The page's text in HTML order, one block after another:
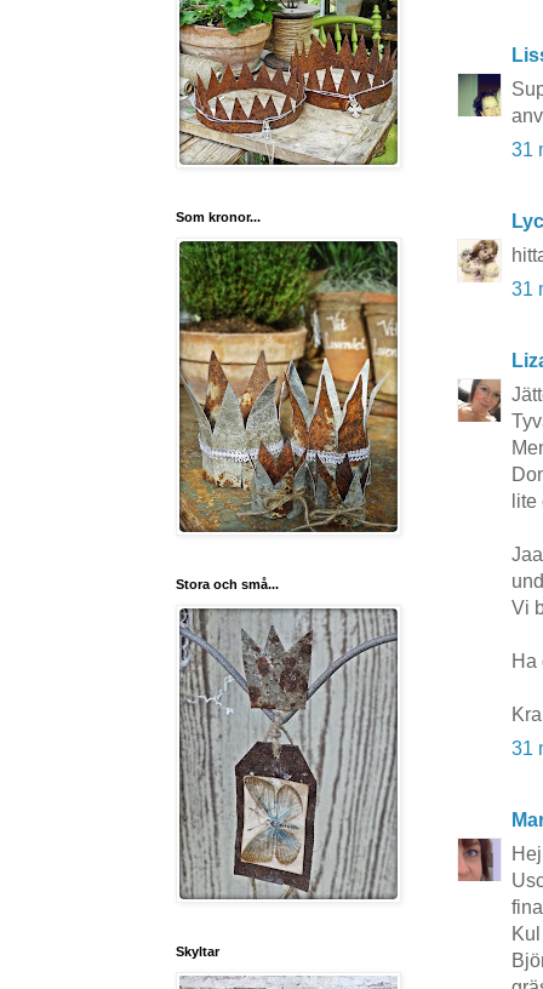
31
31
Vi
Ha
31
Som kronor...
Stora och små...
Skyltar